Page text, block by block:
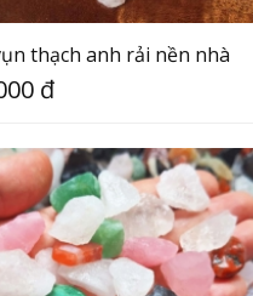
thạch anh rải nền nhà
đ